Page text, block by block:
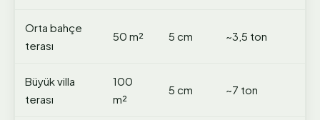
Orta bahçe
terası
50 m² 5 cm ~3,5 ton
Büyük villa
terası
100
m²
5 cm ~7 ton